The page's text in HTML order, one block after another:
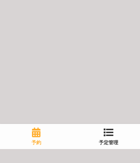
予約 予定管理